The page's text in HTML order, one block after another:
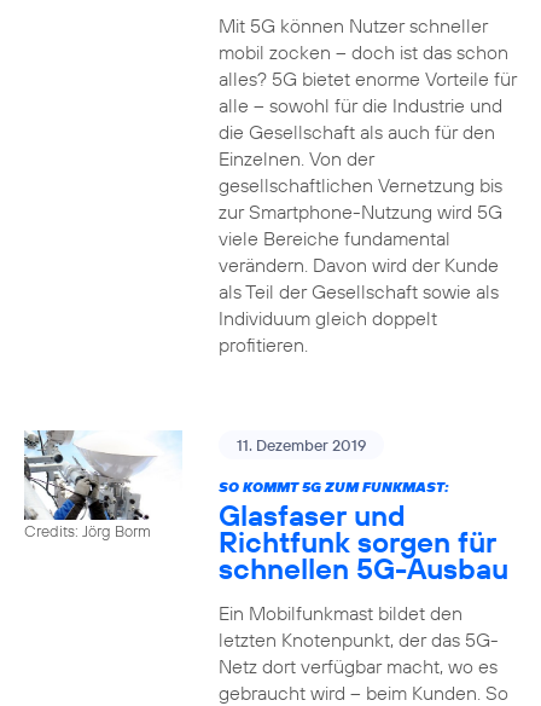
Mit 5G können Nutzer schneller
mobil zocken – doch ist das schon
alles? 5G bietet enorme Vorteile für
alle – sowohl für die Industrie und
die Gesellschaft als auch für den
Einzelnen. Von der
gesellschaftlichen Vernetzung bis
zur Smartphone-Nutzung wird 5G
viele Bereiche fundamental
verändern. Davon wird der Kunde
als Teil der Gesellschaft sowie als
Individuum gleich doppelt
profitieren.
Credits: Jörg Borm
11. Dezember 2019
SO KOMMT 5G ZUM FUNKMAST:
Glasfaser und
Richtfunk sorgen für
schnellen 5G-Ausbau
Ein Mobilfunkmast bildet den
letzten Knotenpunkt, der das 5G-
Netz dort verfügbar macht, wo es
gebraucht wird – beim Kunden. So